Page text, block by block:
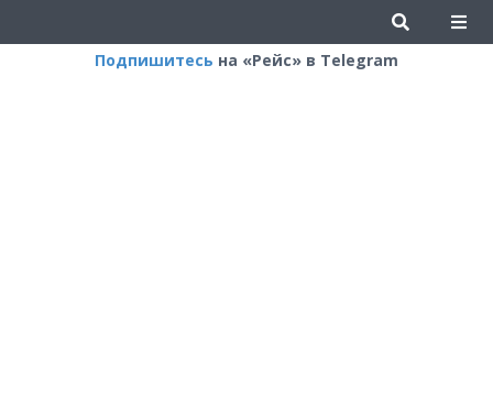
Подпишитесь на «Рейс» в Telegram